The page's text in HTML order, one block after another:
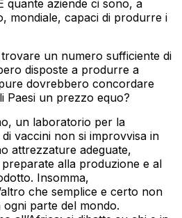
quante aziende ci sono, a
mondiale, capaci di produrre i
un numero sufficiente di
disposte a produrre a
dovrebbero concordare
Paesi un prezzo equo?
un laboratorio per la
vaccini non si improvvisa in
attrezzature adeguate,
alla produzione e al
Insomma,
che semplice e certo non
parte del mondo.